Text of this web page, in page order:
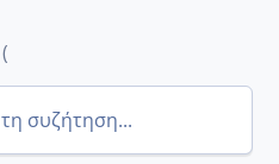
συζήτηση...